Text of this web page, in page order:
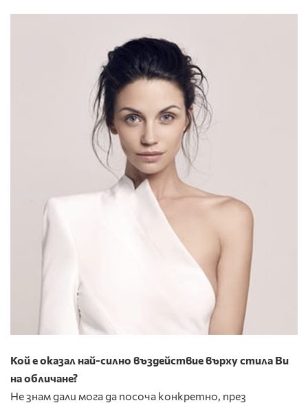
Кой е оказал най-силно въздействие върху стила Ви
на обличане?
Не знам дали мога да посоча конкретно, през